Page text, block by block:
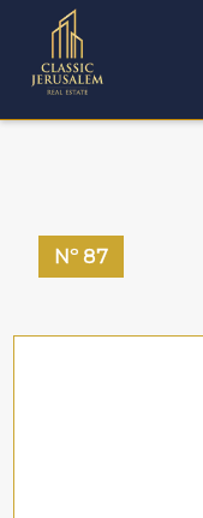
Nº 87